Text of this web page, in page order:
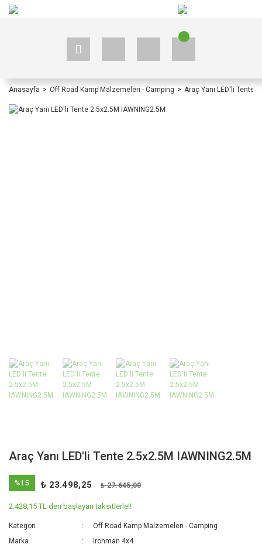
Anasayfa Off Road Kamp Malzemeleri - Camping Araç Yanı LED'li Tente
Araç Yanı LED'li Tente 2.5x2.5M IAWNING2.5M
%15 ₺ 23.498,25 ₺ 27.645,00
2.428,15 TL den başlayan taksitlerle!!
Kategori
Off Road Kamp Malzemeleri - Camping
Marka
Ironman 4x4